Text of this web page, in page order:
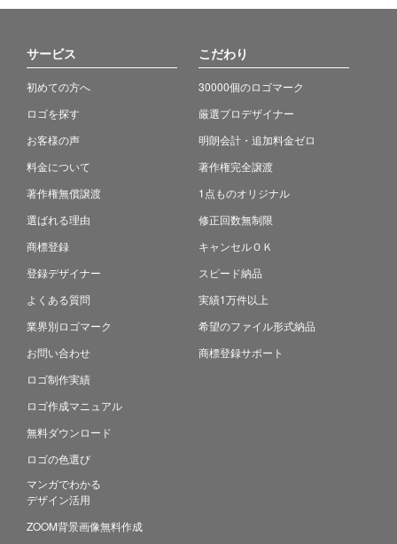
サービス
初めての方へ
ロゴを探す
お客様の声
料金について
著作権無償譲渡
選ばれる理由
商標登録
登録デザイナー
よくある質問
業界別ロゴマーク
お問い合わせ
ロゴ制作実績
ロゴ作成マニュアル
無料ダウンロード
ロゴの色選び
マンガでわかる
デザイン活用
ZOOM背景画像無料作成
こだわり
30000個のロゴマーク
厳選プロデザイナー
明朗会計・追加料金ゼロ
著作権完全譲渡
1点ものオリジナル
修正回数無制限
キャンセルＯＫ
スピード納品
実績1万件以上
希望のファイル形式納品
商標登録サポート